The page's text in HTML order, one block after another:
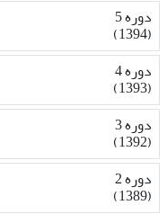
دوره 5
(1394)
دوره 4
(1393)
دوره 3
(1392)
دوره 2
(1389)